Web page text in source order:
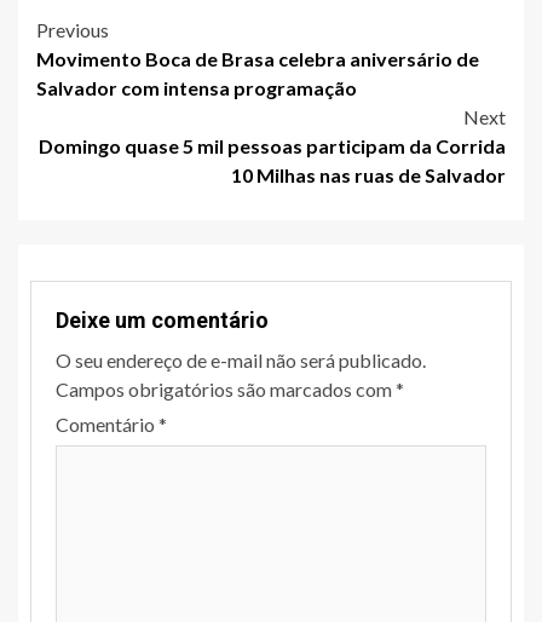
Post
navigation
Previous
Movimento Boca de Brasa celebra aniversário de
Salvador com intensa programação
Next
Domingo quase 5 mil pessoas participam da Corrida
10 Milhas nas ruas de Salvador
Deixe um comentário
O seu endereço de e-mail não será publicado.
Campos obrigatórios são marcados com*
Comentário *